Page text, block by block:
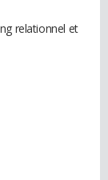
relationnel et